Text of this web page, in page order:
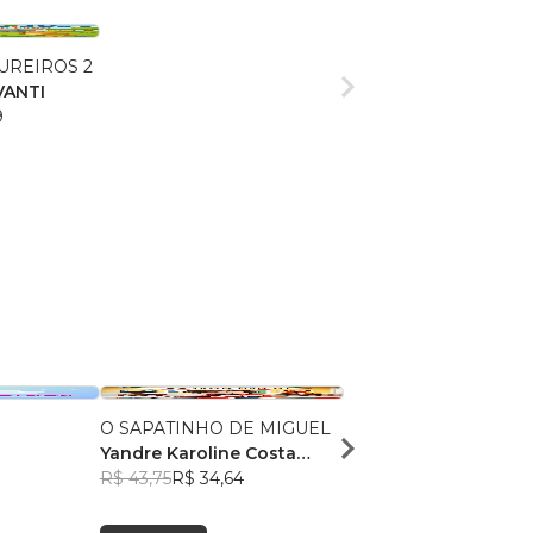
2
O SAPATINHO DE MIGUEL
Yandre Karoline Costa
Mourão
R$ 43,75R$ 34,64
Oftalmologista